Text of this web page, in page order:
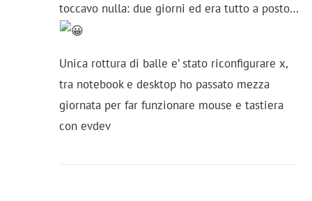
toccavo nulla: due giorni ed era tutto a posto…
Unica rottura di balle e’ stato riconfigurare x,
tra notebook e desktop ho passato mezza
giornata per far funzionare mouse e tastiera
con evdev